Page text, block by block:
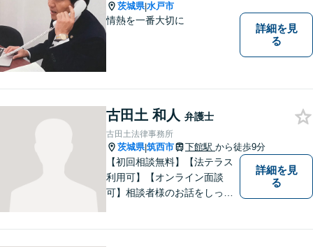
茨城県|水戸市
情熱を一番大切に
詳細を見
る
古田土 和人 弁護士
古田土法律事務所
茨城県|筑西市 下館駅 から徒歩9分
【初回相談無料】【法テラス
利用可】【オンライン面談
可】相談者様のお話をしっか
詳細を見
る